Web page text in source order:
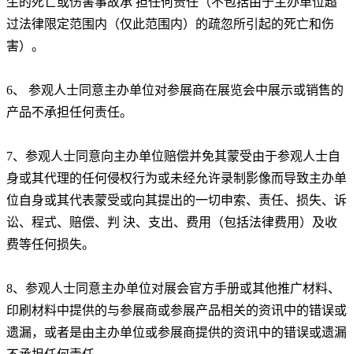
过法律限定范围内（仅此范围内）的疏忽所引起的死亡和伤
害）。
6、 参观人士同意主办单位对参展商在展览会中展示或销售的
产品不承担任何责任。
7、参观人士同意向主办单位赔偿并免其蒙受由于参观人士自
身或其代理的任何侵权行为或未经允许录制影像而导致主办单
位自身或其代表蒙受或向其提出的一切申索、责任、损失、诉
讼、程式、赔偿、判 決、支出、费用（包括法律费用）及收
费等任何损失。
8、参观人士同意主办单位对展会官方手册或其他推广材料、
印刷材料中提供的与参展商或参展产品相关的资讯中的错误或
遗漏，或者是由主办单位或参展商提供的资讯中的错误或遗漏